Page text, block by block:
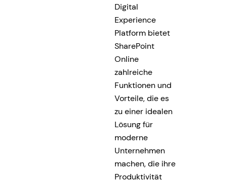
Digital
Experience
Platform bietet
SharePoint
Online
zahlreiche
Funktionen und
Vorteile, die es
zu einer idealen
Lösung für
moderne
Unternehmen
machen, die ihre
Produktivität